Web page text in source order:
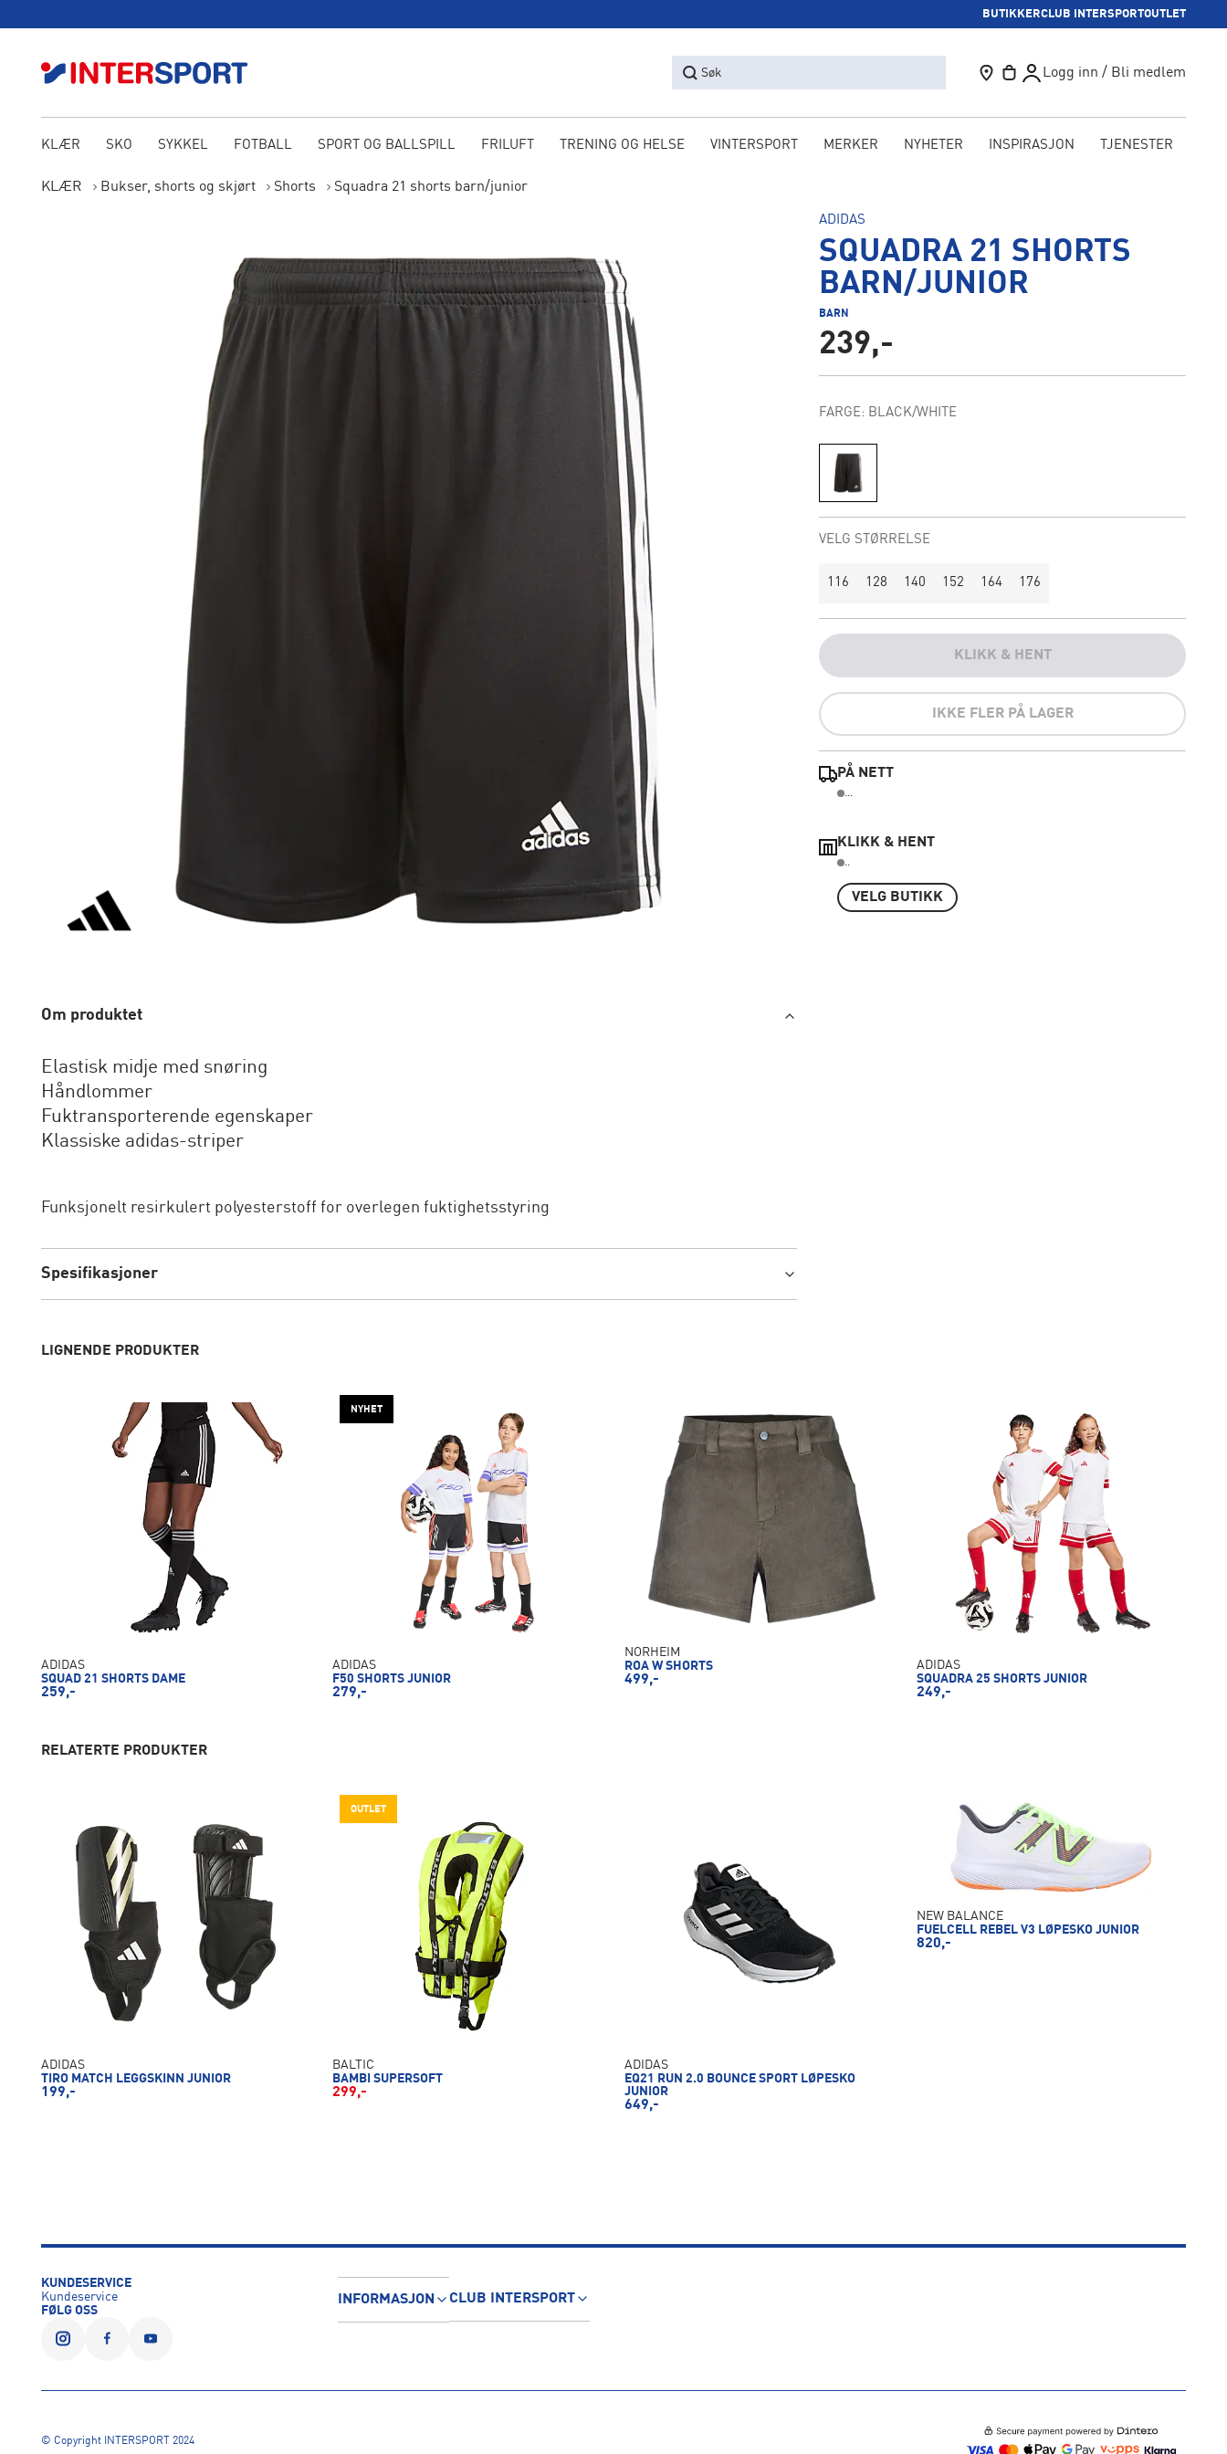
BUTIKKERCLUB INTERSPORTOUTLET
Søk Logg inn / Bli medlem
KLÆR SKO SYKKEL FOTBALL SPORT OG BALLSPILL FRILUFT TRENING OG HELSE VINTERSPORT MERKER NYHETER INSPIRASJON TJENESTER
KLÆR Bukser, shorts og skjørt Shorts Squadra 21 shorts barn/junior
Om produktet
Elastisk midje med snøring
Håndlommer
Fuktransporterende egenskaper
Klassiske adidas-striper
Funksjonelt resirkulert polyesterstoff for overlegen fuktighetsstyring
Spesifikasjoner
ADIDAS
SQUADRA 21 SHORTS
BARN/JUNIOR
BARN
239,-
FARGE: BLACK/WHITE
VELG STØRRELSE
116 128 140 152 164 176
KLIKK & HENT
IKKE FLER PÅ LAGER
PÅ NETT
...
KLIKK & HENT
..
VELG BUTIKK
LIGNENDE PRODUKTER
ADIDAS
SQUAD 21 SHORTS DAME
259,-
NYHET
ADIDAS
F50 SHORTS JUNIOR
279,-
NORHEIM
ROA W SHORTS
499,-
ADIDAS
SQUADRA 25 SHORTS JUNIOR
249,-
RELATERTE PRODUKTER
ADIDAS
TIRO MATCH LEGGSKINN JUNIOR
199,-
OUTLET
BALTIC
BAMBI SUPERSOFT
299,-
ADIDAS
EQ21 RUN 2.0 BOUNCE SPORT LØPESKO
JUNIOR
649,-
NEW BALANCE
FUELCELL REBEL V3 LØPESKO JUNIOR
820,-
KUNDESERVICE
Kundeservice
FØLG OSS
INFORMASJON CLUB INTERSPORT
© Copyright INTERSPORT 2024